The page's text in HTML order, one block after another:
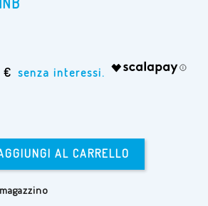
€
AL CARRELLO